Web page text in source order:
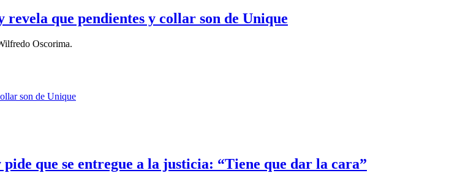
que pendientes y collar son de Unique
Oscorima.
que se entregue a la justicia: “Tiene que dar la cara”